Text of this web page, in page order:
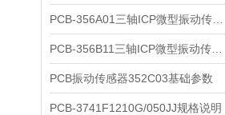
PCB振动传感器352C03基础参数
PCB-3741F1210G/050JJ规格说明